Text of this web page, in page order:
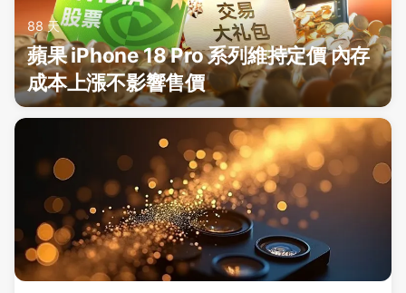
88 天
蘋果 iPhone 18 Pro 系列維持定價 內存
成本上漲不影響售價